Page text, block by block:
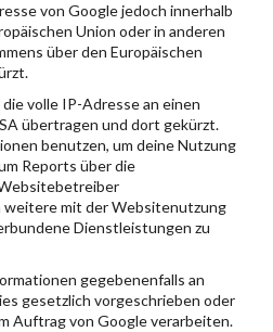
von Google jedoch innerhalb
Union oder in anderen
über den Europäischen
volle IP-Adresse an einen
übertragen und dort gekürzt.
benutzen, um deine Nutzung
Reports über die
weitere mit der Websitenutzung
Dienstleistungen zu
gegebenenfalls an
gesetzlich vorgeschrieben oder
Auftrag von Google verarbeiten.